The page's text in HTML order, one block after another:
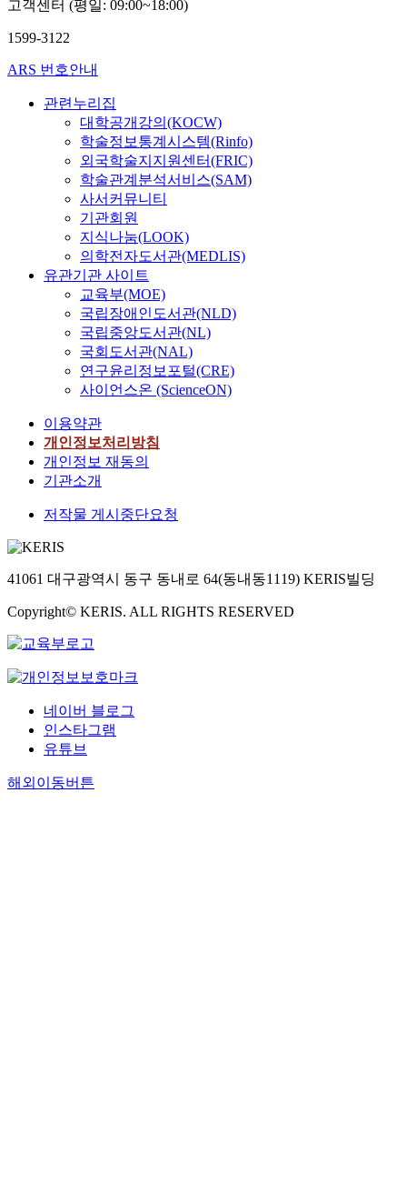
대
고객센터 (평일: 09:00~18:00)
1599-3122
ARS 번호안내
관련누리집
대학공개강의(KOCW)
학술정보통계시스템(Rinfo)
외국학술지지원센터(FRIC)
학술관계분석서비스(SAM)
사서커뮤니티
기관회원
지식나눔(LOOK)
의학전자도서관(MEDLIS)
유관기관 사이트
교육부(MOE)
국립장애인도서관(NLD)
국립중앙도서관(NL)
국회도서관(NAL)
연구윤리정보포털(CRE)
사이언스온 (ScienceON)
이용약관
개인정보처리방침
개인정보 재동의
기관소개
저작물 게시중단요청
41061 대구광역시 동구 동내로 64(동내동1119) KERIS빌딩
Copyright© KERIS. ALL RIGHTS RESERVED
네이버 블로그
인스타그램
유튜브
해외이동버튼